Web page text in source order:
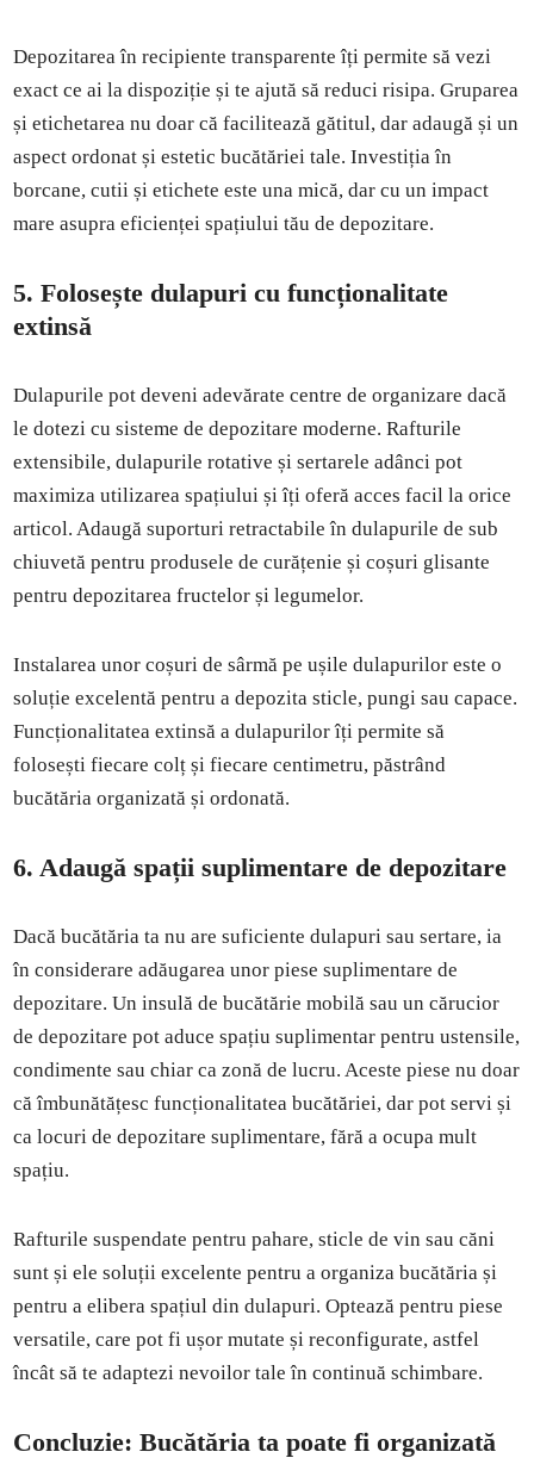
Depozitarea în recipiente transparente îți permite să vezi
exact ce ai la dispoziție și te ajută să reduci risipa. Gruparea
și etichetarea nu doar că facilitează gătitul, dar adaugă și un
aspect ordonat și estetic bucătăriei tale. Investiția în
borcane, cutii și etichete este una mică, dar cu un impact
mare asupra eficienței spațiului tău de depozitare.
5. Folosește dulapuri cu funcționalitate
extinsă
Dulapurile pot deveni adevărate centre de organizare dacă
le dotezi cu sisteme de depozitare moderne. Rafturile
extensibile, dulapurile rotative și sertarele adânci pot
maximiza utilizarea spațiului și îți oferă acces facil la orice
articol. Adaugă suporturi retractabile în dulapurile de sub
chiuvetă pentru produsele de curățenie și coșuri glisante
pentru depozitarea fructelor și legumelor.
Instalarea unor coșuri de sârmă pe ușile dulapurilor este o
soluție excelentă pentru a depozita sticle, pungi sau capace.
Funcționalitatea extinsă a dulapurilor îți permite să
folosești fiecare colț și fiecare centimetru, păstrând
bucătăria organizată și ordonată.
6. Adaugă spații suplimentare de depozitare
Dacă bucătăria ta nu are suficiente dulapuri sau sertare, ia
în considerare adăugarea unor piese suplimentare de
depozitare. Un insulă de bucătărie mobilă sau un cărucior
de depozitare pot aduce spațiu suplimentar pentru ustensile,
condimente sau chiar ca zonă de lucru. Aceste piese nu doar
că îmbunătățesc funcționalitatea bucătăriei, dar pot servi și
ca locuri de depozitare suplimentare, fără a ocupa mult
spațiu.
Rafturile suspendate pentru pahare, sticle de vin sau căni
sunt și ele soluții excelente pentru a organiza bucătăria și
pentru a elibera spațiul din dulapuri. Optează pentru piese
versatile, care pot fi ușor mutate și reconfigurate, astfel
încât să te adaptezi nevoilor tale în continuă schimbare.
Concluzie: Bucătăria ta poate fi organizată